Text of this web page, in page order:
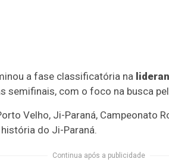
a fase classificatória na
semifinais, com o foco na busca
Velho, Ji-Paraná, Campeonato
do Ji-Paraná.
Continua após a publicidade